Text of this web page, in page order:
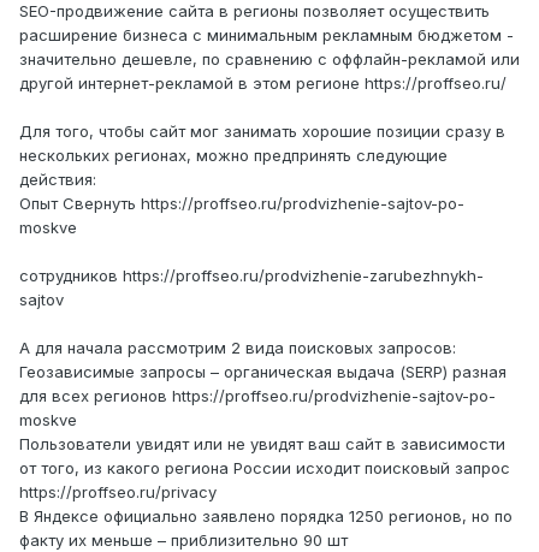
SEO-продвижение сайта в регионы позволяет осуществить
расширение бизнеса с минимальным рекламным бюджетом -
значительно дешевле, по сравнению с оффлайн-рекламой или
другой интернет-рекламой в этом регионе https://proffseo.ru/
Для того, чтобы сайт мог занимать хорошие позиции сразу в
нескольких регионах, можно предпринять следующие
действия:
Опыт Свернуть https://proffseo.ru/prodvizhenie-sajtov-po-
moskve
сотрудников https://proffseo.ru/prodvizhenie-zarubezhnykh-
sajtov
А для начала рассмотрим 2 вида поисковых запросов:
Геозависимые запросы – органическая выдача (SERP) разная
для всех регионов https://proffseo.ru/prodvizhenie-sajtov-po-
moskve
Пользователи увидят или не увидят ваш сайт в зависимости
от того, из какого региона России исходит поисковый запрос
https://proffseo.ru/privacy
В Яндексе официально заявлено порядка 1250 регионов, но по
факту их меньше – приблизительно 90 шт